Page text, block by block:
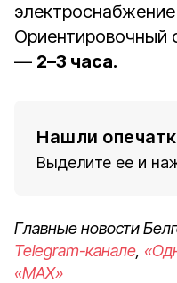
Ориентировочный
— 2–3 часа.
Нашли
Выделите ее и
Главные новости
Telegram-канале,
«MAX»